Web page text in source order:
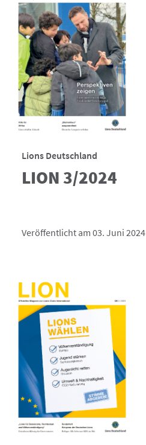
Lions Deutschland
LION 3/2024
Veröffentlicht am 03. Juni 2024